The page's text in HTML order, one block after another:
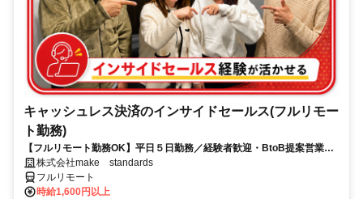
キャッシュレス決済のインサイドセールス(フルリモー
ト勤務)
【フルリモート勤務OK】平日５日勤務／経験者歓迎・BtoB提案営業で
スキルアップ
株式会社make standards
フルリモート
時給1,600円以上